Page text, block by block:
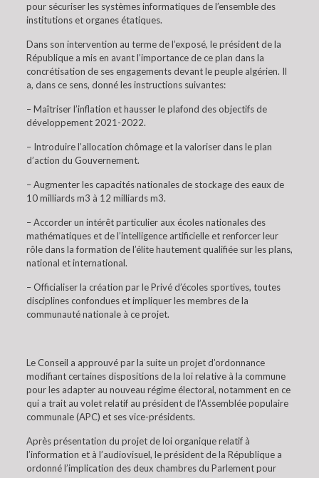
pour sécuriser les systèmes informatiques de l’ensemble des
institutions et organes étatiques.
Dans son intervention au terme de l’exposé, le président de la
République a mis en avant l’importance de ce plan dans la
concrétisation de ses engagements devant le peuple algérien. Il
a, dans ce sens, donné les instructions suivantes:
– Maîtriser l’inflation et hausser le plafond des objectifs de
développement 2021-2022.
– Introduire l’allocation chômage et la valoriser dans le plan
d’action du Gouvernement.
– Augmenter les capacités nationales de stockage des eaux de
10 milliards m3 à 12 milliards m3.
– Accorder un intérêt particulier aux écoles nationales des
mathématiques et de l’intelligence artificielle et renforcer leur
rôle dans la formation de l’élite hautement qualifiée sur les plans,
national et international.
– Officialiser la création par le Privé d’écoles sportives, toutes
disciplines confondues et impliquer les membres de la
communauté nationale à ce projet.
Le Conseil a approuvé par la suite un projet d’ordonnance
modifiant certaines dispositions de la loi relative à la commune
pour les adapter au nouveau régime électoral, notamment en ce
qui a trait au volet relatif au président de l’Assemblée populaire
communale (APC) et ses vice-présidents.
Après présentation du projet de loi organique relatif à
l’information et à l’audiovisuel, le président de la République a
ordonné l’implication des deux chambres du Parlement pour